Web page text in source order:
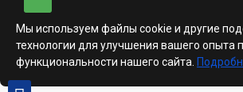
Мы используем файлы cookie и другие
технологии для улучшения вашего опыта
функциональности нашего сайта.